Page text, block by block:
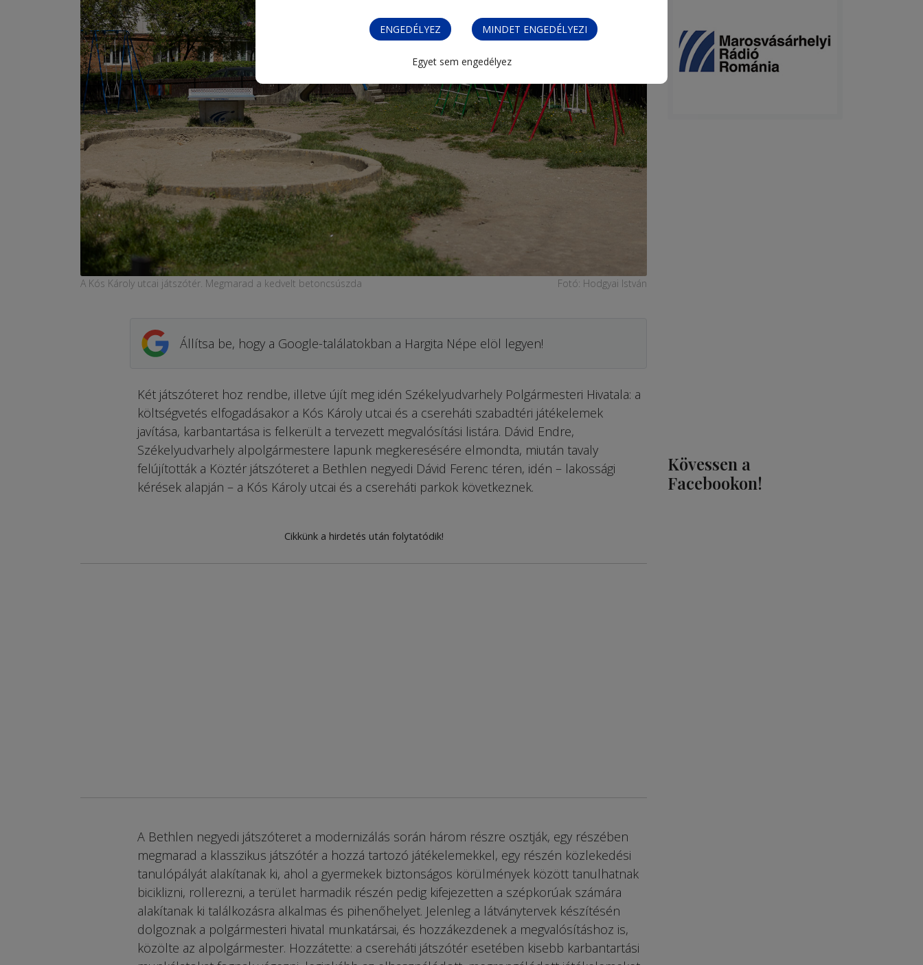
ENGEDÉLYEZ MINDET ENGEDÉLYEZI
Egyet sem engedélyez
A Kós Károly utcai játszótér. Megmarad a kedvelt betoncsúszda Fotó: Hodgyai István
Állítsa be, hogy a Google-találatokban a Hargita Népe elöl legyen!
Két játszóteret hoz rendbe, illetve újít meg idén Székelyudvarhely Polgármesteri Hivatala: a
költségvetés elfogadásakor a Kós Károly utcai és a csereháti szabadtéri játékelemek
javítása, karbantartása is felkerült a tervezett megvalósítási listára. Dávid Endre,
Székelyudvarhely alpolgármestere lapunk megkeresésére elmondta, miután tavaly
felújították a Köztér játszóteret a Bethlen negyedi Dávid Ferenc téren, idén – lakossági
kérések alapján – a Kós Károly utcai és a csereháti parkok következnek.
Cikkünk a hirdetés után folytatódik!
A Bethlen negyedi játszóteret a modernizálás során három részre osztják, egy részében
megmarad a klasszikus játszótér a hozzá tartozó játékelemekkel, egy részén közlekedési
tanulópályát alakítanak ki, ahol a gyermekek biztonságos körülmények között tanulhatnak
biciklizni, rollerezni, a terület harmadik részén pedig kifejezetten a szépkorúak számára
alakítanak ki találkozásra alkalmas és pihenőhelyet. Jelenleg a látványtervek készítésén
dolgoznak a polgármesteri hivatal munkatársai, és hozzákezdenek a megvalósításhoz is,
közölte az alpolgármester. Hozzátette: a csereháti játszótér esetében kisebb karbantartási
Kövessen a
Facebookon!